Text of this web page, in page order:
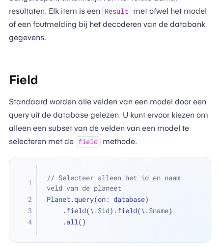
resultaten. Elk item is een Result
met ofwel het model
of een foutmelding bij het decoderen van de databank
gegevens.
Field
Standaard worden alle velden van een model door een
query uit de database gelezen. U kunt ervoor kiezen om
alleen een subset van de velden van een model te
selecteren met de field methode.
// Selecteer alleen het id en naam
veld van de planeet
Planet.query(on: database)
    .field(\.
$id).field(\.$name)
    .all()